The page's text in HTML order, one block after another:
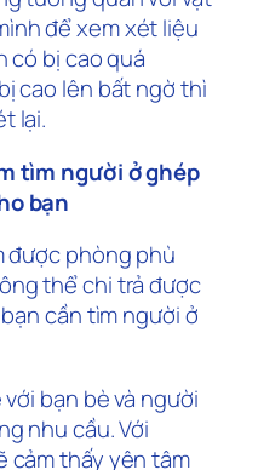
để xem xét liệu
có bị cao quá
cao lên bất ngờ thì
lại.
tìm người ở ghép
bạn
được phòng phù
thể chi trả được
cần tìm người ở
bạn bè và người
nhu cầu. Với
cảm thấy yên tâm